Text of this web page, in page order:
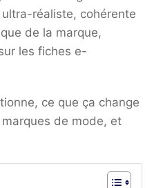
réaliste, cohérente
de la marque,
les fiches e-
ce que ça change
de mode, et